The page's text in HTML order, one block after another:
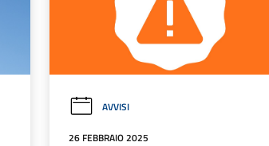
AVVISI
26 FEBBRAIO 2025